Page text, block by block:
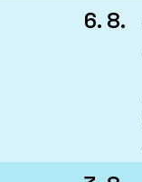
6. 8.